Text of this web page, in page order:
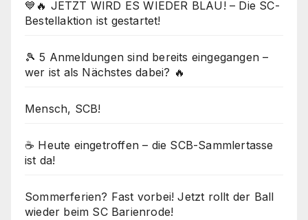
💙🔥 JETZT WIRD ES WIEDER BLAU! – Die SC-
Bestellaktion ist gestartet!
🎾 5 Anmeldungen sind bereits eingegangen –
wer ist als Nächstes dabei? 🔥
Mensch, SCB!
☕ Heute eingetroffen – die SCB-Sammlertasse
ist da!
Sommerferien? Fast vorbei! Jetzt rollt der Ball
wieder beim SC Barienrode!